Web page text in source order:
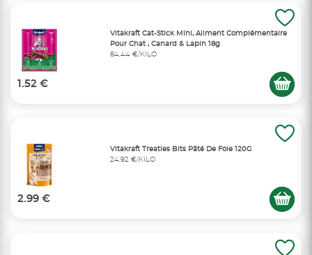
Vitakraft Cat-Stick Mini, Aliment Complémentaire
Pour Chat , Canard & Lapin 18g
84,44 €/KILO
1.52 €
Vitakraft Treaties Bits Pâté De Foie 120G
24,92 €/KILO
2.99 €